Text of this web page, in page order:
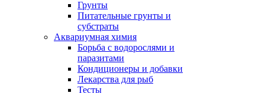
Грунты
Питательные грунты и
субстраты
Аквариумная химия
Борьба с водорослями и
паразитами
Кондиционеры и добавки
Лекарства для рыб
Тесты